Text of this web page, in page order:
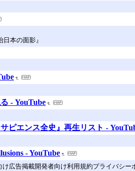
本の面影』
- YouTube
ピエンス全史』再生リスト -
- YouTube
広告掲載開発者向け利用規約プライバシ